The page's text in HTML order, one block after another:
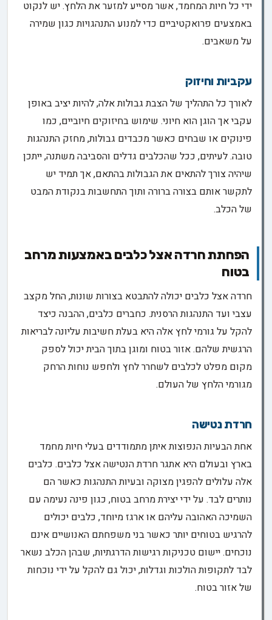
ידי כל חיות המחמד, אשר מסייע למזער את הלחץ. יש לנקוט
באמצעים פרואקטיביים כדי למנוע התנהגויות כגון שמירה
על משאבים.
עקביות וחיזוק
לאורך כל התהליך של הצבת גבולות אלה, להיות יציב באופן
עקבי אך הוגן הוא חיוני. שימוש בחיזוקים חיוביים, כמו
פינוקים או שבחים כאשר מכבדים גבולות, מחזק התנהגות
טובה. לעיתים, ככל שהכלבים גדלים והסביבה משתנה, ייתכן
שיהיה צורך להתאים את הגבולות בהתאם, אך תמיד יש
לתקשר אותם בצורה ברורה ותוך התחשבות בנקודת המבט
של הכלב.
הפחתת חרדה אצל כלבים באמצעות מרחב
בטוח
חרדה אצל כלבים יכולה להתבטא בצורות שונות, החל מקצב
עצבי ועד התנהגות הרסנית. כחברים כלבים, ההבנה כיצד
להקל על גורמי לחץ אלה היא בעלת חשיבות עליונה לבריאות
הרגשית שלהם. אזור בטוח ומוגן בתוך הבית יכול לספק
מקום מפלט לכלבים לשחרר לחץ ולחפש נוחות הרחק
מגורמי הלחץ של העולם.
חרדת נטישה
אחת הבעיות הנפוצות איתן מתמודדים בעלי חיות מחמד
בארץ ובעולם היא אתגר חרדת הנטישה אצל כלבים. כלבים
אלה עלולים להפגין מצוקה ובעיות התנהגות כאשר הם
נותרים לבד. על ידי יצירת מרחב בטוח, כגון פינה נעימה עם
השמיכה האהובה עליהם או ארגז מיוחד, כלבים יכולים
להרגיש בטוחים יותר כאשר בני משפחתם האנושיים אינם
נוכחים. יישום טכניקות רגישות הדרגתיות, שבהן הכלב נשאר
לבד לתקופות הולכות וגדלות, יכול גם להקל על ידי נוכחות
של אזור בטוח.